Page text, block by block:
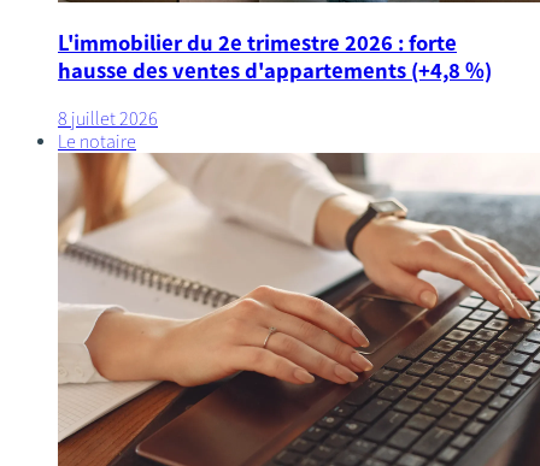
L'immobilier du 2e trimestre 2026 : forte
hausse des ventes d'appartements (+4,8 %)
8 juillet 2026
Le notaire